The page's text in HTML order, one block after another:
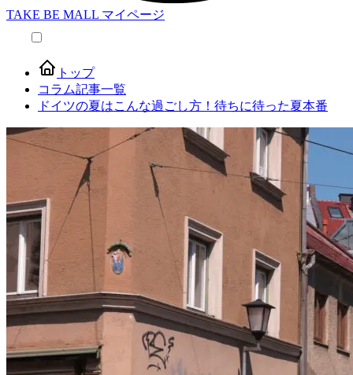
TAKE BE MALL マイページ
トップ
コラム記事一覧
ドイツの夏はこんな過ごし方！待ちに待った夏本番